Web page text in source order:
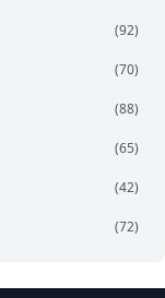
(92)
(70)
(88)
(65)
(42)
(72)